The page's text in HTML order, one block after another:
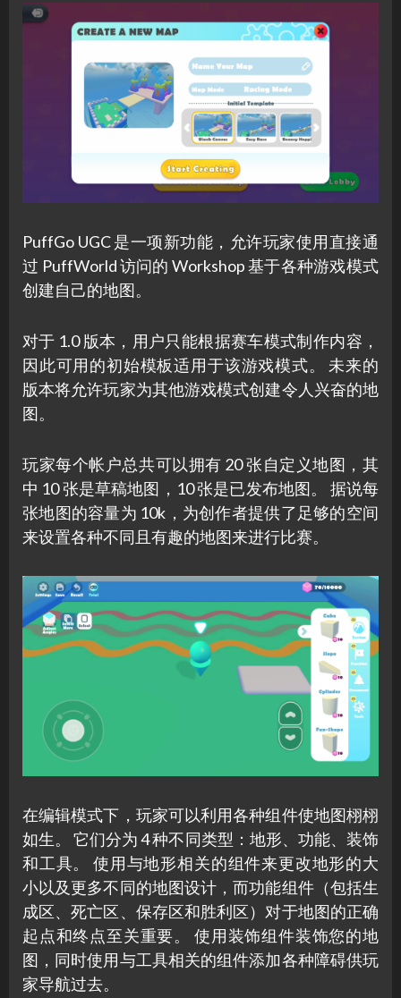
PuffGo UGC 是一项新功能，允许玩家使用直接通
过 PuffWorld 访问的 Workshop 基于各种游戏模式
创建自己的地图。
对于 1.0 版本，用户只能根据赛车模式制作内容，
因此可用的初始模板适用于该游戏模式。 未来的
版本将允许玩家为其他游戏模式创建令人兴奋的地
图。
玩家每个帐户总共可以拥有 20 张自定义地图，其
中 10 张是草稿地图，10 张是已发布地图。 据说每
张地图的容量为 10k，为创作者提供了足够的空间
来设置各种不同且有趣的地图来进行比赛。
在编辑模式下，玩家可以利用各种组件使地图栩栩
如生。 它们分为 4 种不同类型：地形、功能、装饰
和工具。 使用与地形相关的组件来更改地形的大
小以及更多不同的地图设计，而功能组件（包括生
成区、死亡区、保存区和胜利区）对于地图的正确
起点和终点至关重要。 使用装饰组件装饰您的地
图，同时使用与工具相关的组件添加各种障碍供玩
家导航过去。